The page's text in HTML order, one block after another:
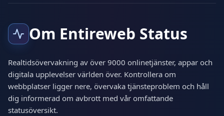
Om Entireweb Status
Realtidsövervakning av över 9000 onlinetjänster, appar och
digitala upplevelser världen över. Kontrollera om
webbplatser ligger nere, övervaka tjänsteproblem och håll
dig informerad om avbrott med vår omfattande
statusöversikt.